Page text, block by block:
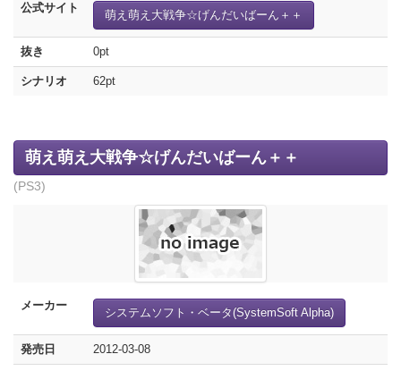
公式サイト
萌え萌え大戦争☆げんだいばーん＋＋
抜き 0pt
シナリオ 62pt
萌え萌え大戦争☆げんだいばーん＋＋
(PS3)
メーカー
システムソフト・ベータ(SystemSoft Alpha)
発売日 2012-03-08